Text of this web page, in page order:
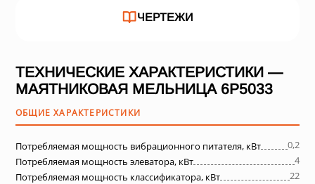
ЧЕРТЕЖИ
ТЕХНИЧЕСКИЕ ХАРАКТЕРИСТИКИ —
МАЯТНИКОВАЯ МЕЛЬНИЦА 6Р5033
ОБЩИЕ ХАРАКТЕРИСТИКИ
Потребляемая мощность вибрационного питателя, кВт
0,2
Потребляемая мощность элеватора, кВт
4
Потребляемая мощность классификатора, кВт
22